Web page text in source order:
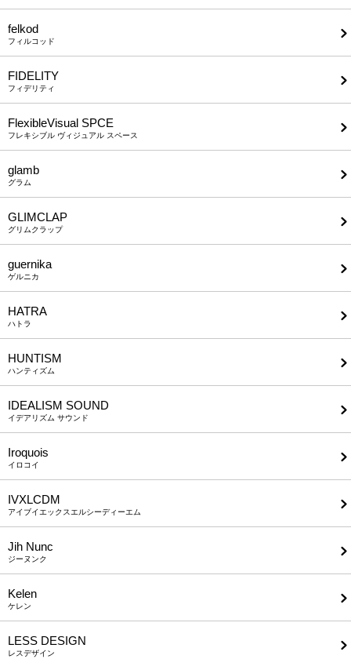
felkod
フィルコッド
FIDELITY
フィデリティ
FlexibleVisual SPCE
フレキシブル ヴィジュアル スペース
glamb
グラム
GLIMCLAP
グリムクラップ
guernika
ゲルニカ
HATRA
ハトラ
HUNTISM
ハンティズム
IDEALISM SOUND
イデアリズム サウンド
Iroquois
イロコイ
IVXLCDM
アイブイエックスエルシーディーエム
Jih Nunc
ジーヌンク
Kelen
ケレン
LESS DESIGN
レスデザイン